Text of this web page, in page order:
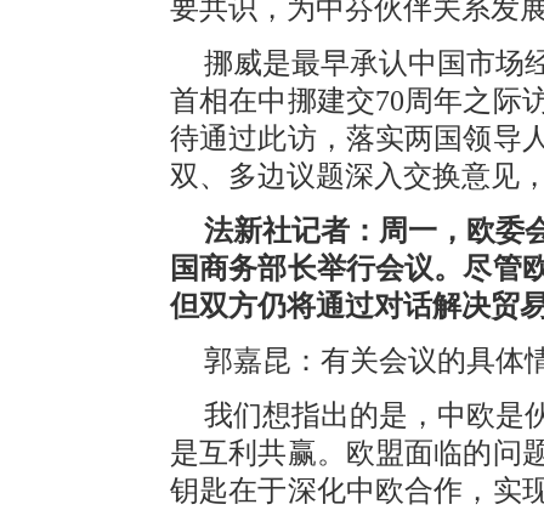
要共识，为中芬伙伴关系发
挪威是最早承认中国市场
首相在中挪建交70周年之际
待通过此访，落实两国领导
双、多边议题深入交换意见
法新社记者：周一，欧委
国商务部长举行会议。尽管
但双方仍将通过对话解决贸
郭嘉昆：有关会议的具体
我们想指出的是，中欧是
是互利共赢。欧盟面临的问
钥匙在于深化中欧合作，实